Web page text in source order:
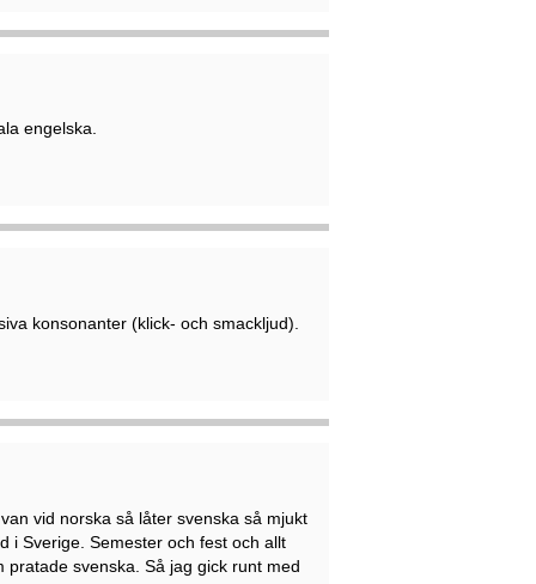
engelska.
konsonanter (klick- och smackljud).
vid norska så låter svenska så mjukt
i Sverige. Semester och fest och allt
svenska. Så jag gick runt med